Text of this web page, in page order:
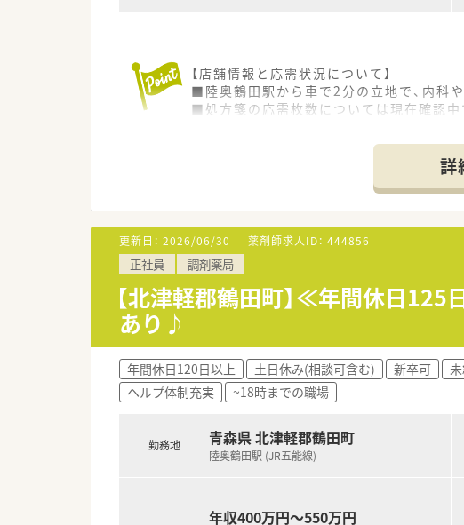
【店舗情報と応需状況について】
■陸奥鶴田駅から車で2分の立地で、内科
■処方箋の応需枚数については現在確認中
■北海道と青森エリアを中心に17店舗の
■安心できる情報と思いやりあるサービ
■最新の調剤システムや機器を積極的に導
【こんな方が活躍中】
■ライフスタイルに合わせて無理なく働き
■ブランクから復職したスタッフも在籍し
■常勤とパートがそれぞれの役割を全うし
詳
更新日： 2026/06/30 薬剤師求人ID： 444856
正社員 調剤薬局
【北津軽郡鶴田町】≪年間休日
あり♪
年間休日120日以上 土日休み(相談可含む) 新卒可
ヘルプ体制充実
~18時までの職場
勤務地 青森県 北津軽郡鶴田町
陸奥鶴田駅 (JR五能線)
年収400万円～550万円